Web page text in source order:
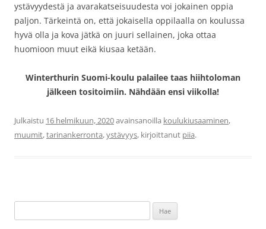
ystävyydestä ja avarakatseisuudesta voi jokainen oppia
paljon. Tärkeintä on, että jokaisella oppilaalla on koulussa
hyvä olla ja kova jätkä on juuri sellainen, joka ottaa
huomioon muut eikä kiusaa ketään.
Winterthurin Suomi-koulu palailee taas hiihtoloman
jälkeen tositoimiin. Nähdään ensi viikolla!
Julkaistu 16 helmikuun, 2020avainsanoilla koulukiusaaminen,
muumit,tarinankerronta,ystävyys, kirjoittanut piia.